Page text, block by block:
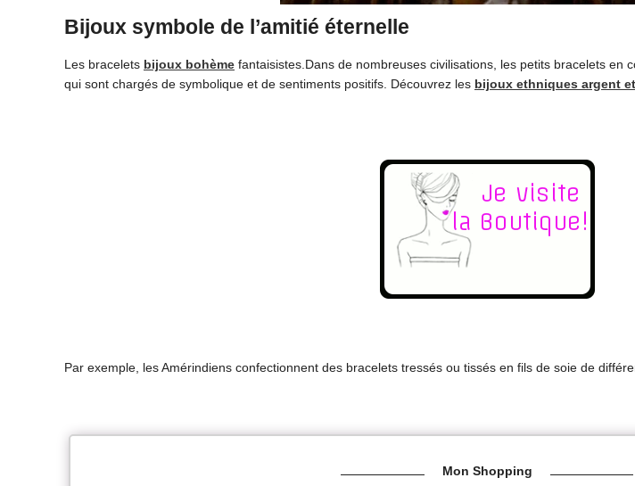
Bijoux symbole de l’amitié éternelle
Les bracelets bijoux bohème fantaisistes.Dans de nombreuses civilisations, les petits bracelets en
qui sont chargés de symbolique et de sentiments positifs. Découvrez les bijoux ethniques argent
Par exemple, les Amérindiens confectionnent des bracelets tressés ou tissés en fils de soie de
Mon Shopping